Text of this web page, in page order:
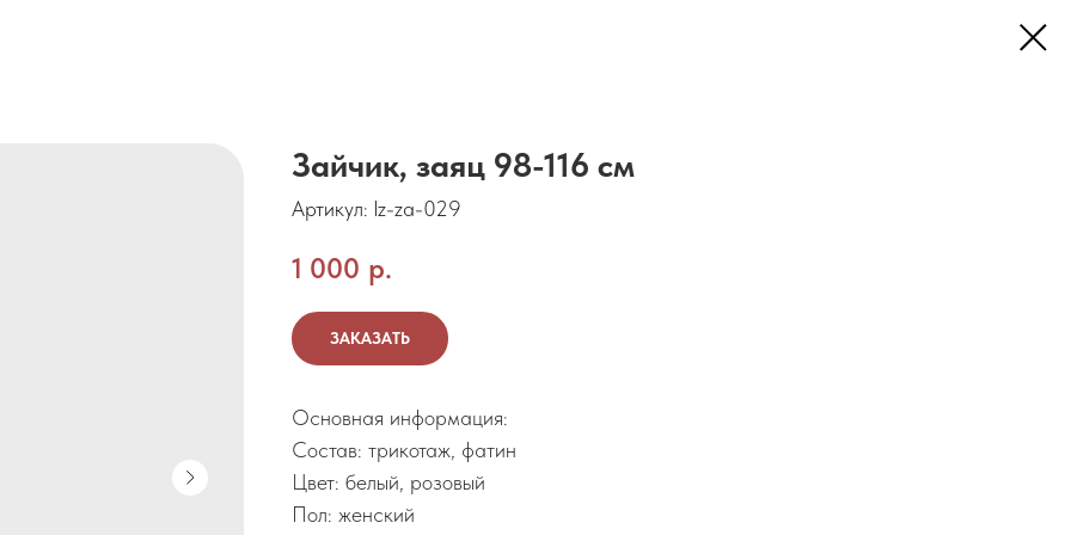
Зайчик, заяц 98-116 см
Артикул: lz-za-029
1 000 р.
ЗАКАЗАТЬ
Основная информация:
Состав: трикотаж, фатин
Цвет: белый, розовый
Пол: женский